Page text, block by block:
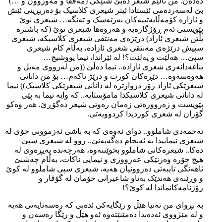
بێ لەسەردەمی ئێستادا ئیتر شیعری کلاسیک بۆ دەربڕینی ئێش
و ئازارە کۆمەڵایەتییەکان بەرتەسک و تەنگە… شیعری نوێ
پێویستی ئەم ڕۆژگارەیە و هەروەها شیعری نوێ (کە باشترە
بڵێن شیعری ئازاد) درێژەی مەنتقی شیعری کلاسیکە، شیعری
سپیش درێژەی مەنتقی شعری ئازادە، بەڵام کام شیعری
سپێ… هەلێت و پەلێت؟! لە ئێراندا، نیما یووشیج…
بناغەدانەری شعری ئازادە.. نیما دەڵێ ((من لەرووی مەیل و
هەوەسەوە… دێڕەکان کورت و درێژ ناکەم… بۆ من دانانی
شیعرێکی ئازاد زۆر دژوارترە لە دانانی شیعرێکی کلاسیک)) نیما
لە دانانی شیعری کلاسیکدا مامۆستایە.. کە وایە نیما بە پێی
پێویست و زەروورەتی زەمان رەوتی شیعر دەگۆڕێ. هەر وەکو
گۆران لە شعری کوردیدا کردوویەتی.
ئەحمەدی شاملوو.. دوای ئەوەی کە بە باشی ئەزموونی خۆی لە
شیعری نیماییدا بە ئەنجام دەگەیەنێ.. روو لە شیعری سپێ
دەکا.. شیعرەکانی شاملوو بخوێننەوە، هەرچەندە پەیڕەوی لە
هیچ جۆرە وەزنێکی عەرووزی و نیمایی ناکات، بەڵام چەشنێ
ئاهەنگی تایبەتی دەروونیان هەیە، شیعری سپی شاملوو لە کوێ
و وڕێنەی هەندێک بەناو شاعیرانی خۆمان لە گۆڤار و
رۆژنامەکانماندا لە کوێ؟!
بە بڕوای من تەنیا هێڵ و رێگایەکی ئدەبی کە رەسەنایەتی هەیە
و لە مێژووی ئەدەبدا دەمێنێتەوە ئەو هێڵ و رێگا رەسەن و